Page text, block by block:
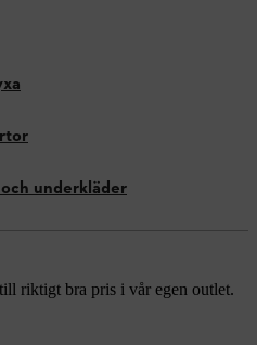
underkläder
riktigt bra pris i vår egen outlet.